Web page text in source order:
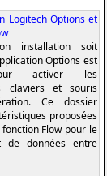
Logitech Options et
installation soit
Options est
activer les
claviers et souris
Ce dossier
proposées
Flow pour le
de données entre